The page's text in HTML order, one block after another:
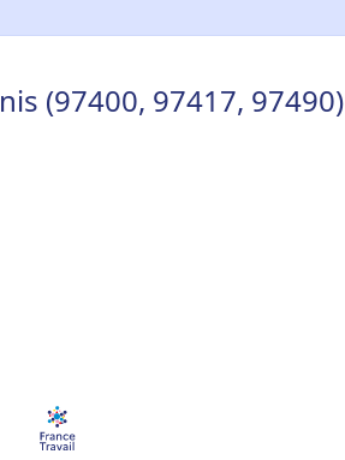
(97400, 97417, 97490)